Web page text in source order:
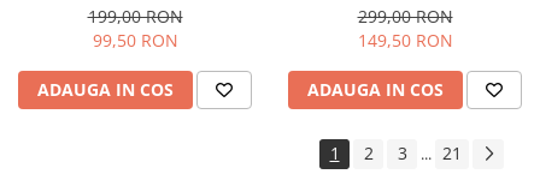
199,00 RON
99,50 RON
ADAUGA IN COS
299,00 RON
149,50 RON
ADAUGA IN COS
1 2 3 ... 21